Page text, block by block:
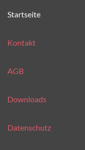
Startseite
Kontakt
AGB
Downloads
Datenschutz